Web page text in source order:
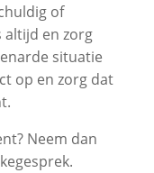
of
altijd en zorg
situatie
op en zorg dat
Neem dan